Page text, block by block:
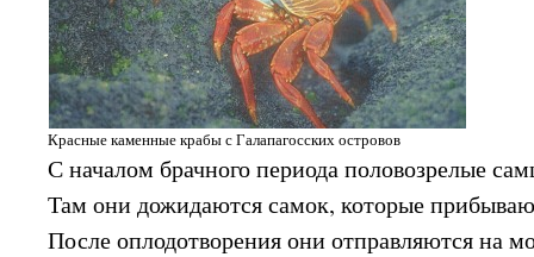
Красные каменные крабы с Галапагосских островов
С началом брачного периода половозрелые
Там они дожидаются самок, которые
После оплодотворения они отправляются на